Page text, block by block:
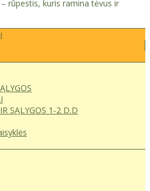
– rūpestis, kuris ramina tėvus ir
SĄLYGOS 1-2 D.D